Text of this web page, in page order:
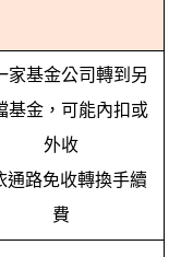
家基金公司轉到另
基金，可能內扣或
外收
通路免收轉換手續
費